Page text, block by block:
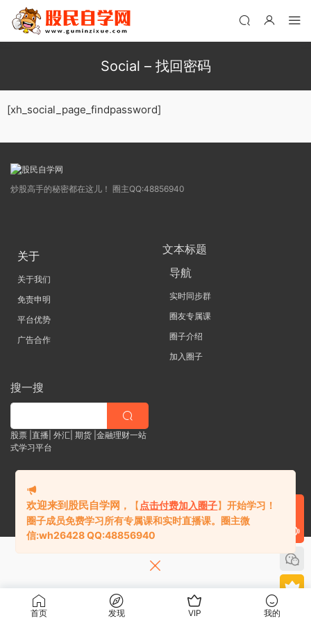
Social – 找回密码
[xh_social_page_findpassword]
炒股高手的秘密都在这儿！ 圈主QQ:48856940
关于
关于我们
免责申明
平台优势
广告合作
文本标题
导航
实时同步群
圈友专属课
圈子介绍
加入圈子
搜一搜
股票 |直播| 外汇| 期货 |金融理财一站
式学习平台
纯知识学习与资源共享，不荐股、不承诺收益，投资风险自负。
QQ:48856940
首页 发现 VIP 我的
欢迎来到股民自学网 ， 【 点击付费加入圈子】开始学习！
圈子成员免费学习所有专属课和实时直播课。 圈主微
信:wh26428 QQ:48856940